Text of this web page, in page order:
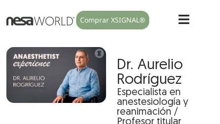
Comprar XSIGNAL®
Dr. Aurelio
Rodríguez
Especialista en
anestesiología y
reanimación /
Profesor titular